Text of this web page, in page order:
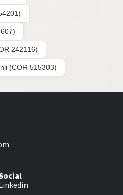
242116)
(COR 515303)